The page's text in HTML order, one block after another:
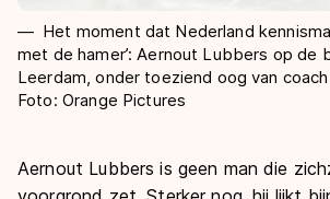
Het moment dat Nederland
met de hamer’: Aernout Lubbers op de
Leerdam, onder toeziend oog van
Foto: Orange Pictures
Aernout Lubbers is geen man die